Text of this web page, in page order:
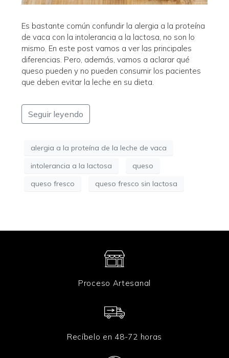
Es bastante común confundir la alergia a la proteína
de vaca con la intolerancia a la lactosa, no son lo
mismo. En este post vamos a ver las principales
diferencias. Pero, además, vamos a aclarar qué
queso pueden y no pueden consumir los pacientes
que deben evitar la leche en su dieta.
Seguir leyendo
alergia a la proteína de la leche de vaca
intolerancia a la lactosa
queso
queso fresco
queso fresco sin lactosa
Proceso Artesanal
Recíbelo en 48-72 horas